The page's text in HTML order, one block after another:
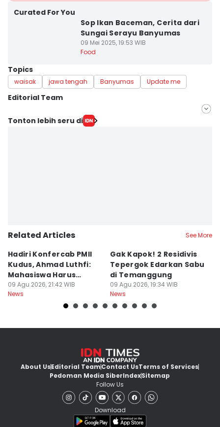
Curated For You
Sop Ikan Baceman, Cerita dari
Sungai Serayu Banyumas
09 Mei 2025, 19:53 WIB
Food
Topics
waisak jawa tengah Banyumas Update me
Editorial Team
Editor
Tonton lebih seru di
Related Articles See More
Hadiri Konfercab PMII
Kudus, Ahmad Luthfi:
Mahasiswa Harus
Konstruktif
09 Agu 2026, 21:42 WIB
News
Gak Kapok! 2 Residivis
Tepergok Edarkan Sabu
di Temanggung
09 Agu 2026, 19:34 WIB
News
About UsEditorial TeamContact UsTerms of Services
Pedoman Media SiberIndexSitemap
Follow Us
Download